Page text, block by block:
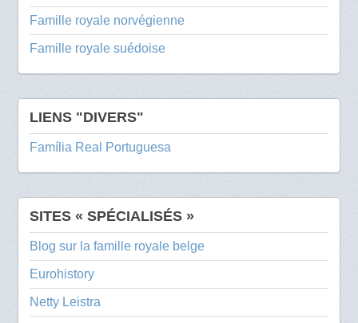
Famille royale norvégienne
Famille royale suédoise
LIENS "DIVERS"
Família Real Portuguesa
SITES « SPÉCIALISÉS »
Blog sur la famille royale belge
Eurohistory
Netty Leistra